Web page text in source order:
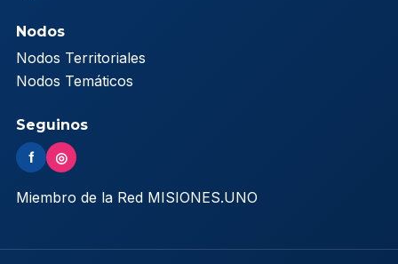
Nodos
Nodos Territoriales
Nodos Temáticos
Seguinos
f ◎
Miembro de la Red MISIONES.UNO